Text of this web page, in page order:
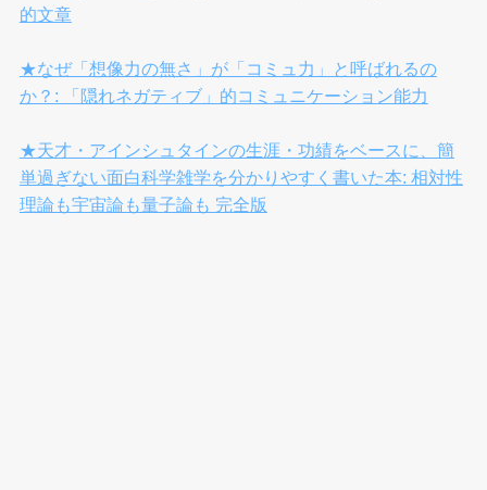
的文章
★なぜ「想像力の無さ」が「コミュ力」と呼ばれるの
か？: 「隠れネガティブ」的コミュニケーション能力
★天才・アインシュタインの生涯・功績をベースに、簡
単過ぎない面白科学雑学を分かりやすく書いた本: 相対性
理論も宇宙論も量子論も 完全版